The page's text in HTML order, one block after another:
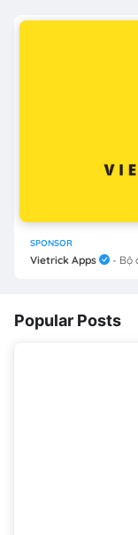
SPONSOR
Vietrick Apps - Bộ
Popular Posts